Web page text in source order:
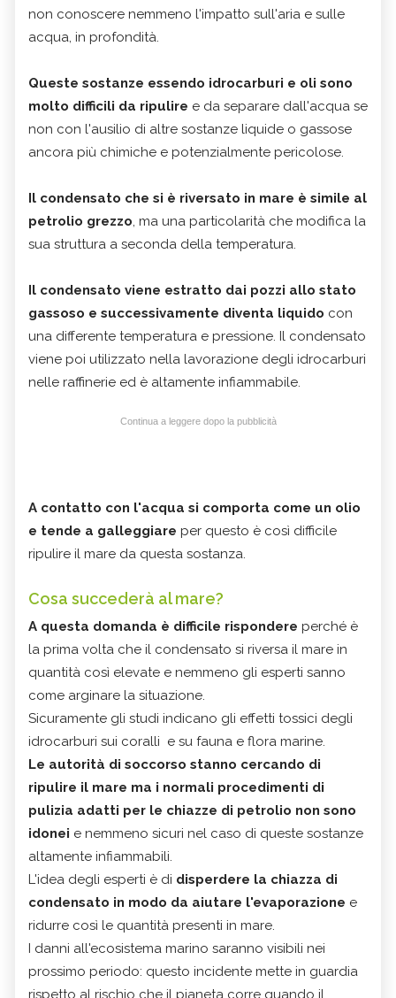
non conoscere nemmeno l'impatto sull'aria e sulle
acqua, in profondità.
Queste sostanze essendo idrocarburi e oli sono
molto difficili da ripulire e da separare dall'acqua se
non con l'ausilio di altre sostanze liquide o gassose
ancora più chimiche e potenzialmente pericolose.
Il condensato che si è riversato in mare è simile al
petrolio grezzo, ma una particolarità che modifica la
sua struttura a seconda della temperatura.
Il condensato viene estratto dai pozzi allo stato
gassoso e successivamente diventa liquido con
una differente temperatura e pressione. Il condensato
viene poi utilizzato nella lavorazione degli idrocarburi
nelle raffinerie ed è altamente infiammabile.
Continua a leggere dopo la pubblicità
A contatto con l'acqua si comporta come un olio
e tende a galleggiare per questo è così difficile
ripulire il mare da questa sostanza.
Cosa succederà al mare?
A questa domanda è difficile rispondere perché è
la prima volta che il condensato si riversa il mare in
quantità così elevate e nemmeno gli esperti sanno
come arginare la situazione.
Sicuramente gli studi indicano gli effetti tossici degli
idrocarburi sui coralli e su fauna e flora marine.
Le autorità di soccorso stanno cercando di
ripulire il mare ma i normali procedimenti di
pulizia adatti per le chiazze di petrolio non sono
idonei e nemmeno sicuri nel caso di queste sostanze
altamente infiammabili.
L'idea degli esperti è di disperdere la chiazza di
condensato in modo da aiutare l'evaporazione e
ridurre così le quantità presenti in mare.
I danni all'ecosistema marino saranno visibili nei
prossimo periodo: questo incidente mette in guardia
rispetto al rischio che il pianeta corre quando il